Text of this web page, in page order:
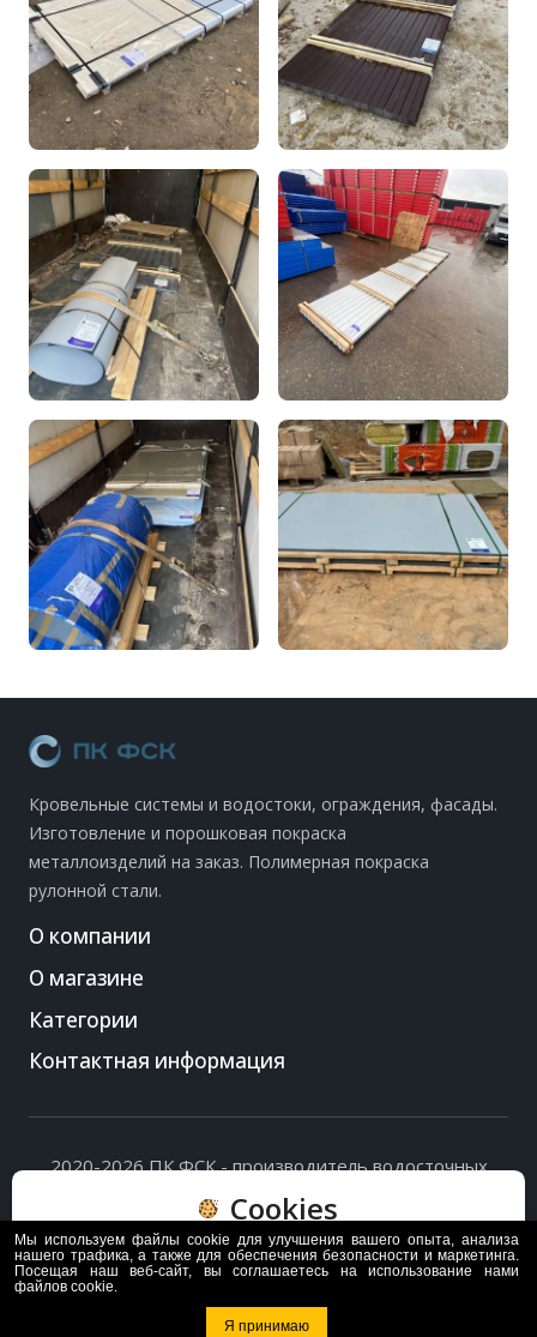
Кровельные системы и водостоки, ограждения, фасады.
Изготовление и порошковая покраска
металлоизделий на заказ. Полимерная покраска
рулонной стали.
О компании
О магазине
Категории
Контактная информация
2020-2026 ПК ФСК - производитель водосточных
Политика обработки персональных данных
на их обработку.
Cookies
Пользуясь сайтом, вы соглашаетесь с политикой
обработки и хранения данных Cookie
Согласен
Мы используем файлы cookie для улучшения вашего опыта, анализа
нашего трафика, а также для обеспечения безопасности и маркетинга.
Посещая наш веб-сайт, вы соглашаетесь на использование нами
файлов cookie.
Я принимаю